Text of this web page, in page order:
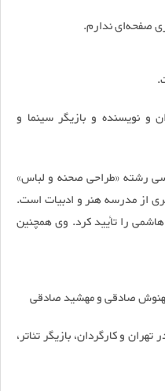
صفحه‌ای ندارم.
متولد 1351 در تهران و نویسنده و بازیگر سینما و
رشته «طراحی صحنه و لباس»
از مدرسه هنر و ادبیات است.
مهدی هاشمی را تأیید کرد. وی همچنین
صادقی و مهشید صادقی
صادقی متولد 2 اسفند 1359 در تهران و کارگردان، بازیگر تئاتر،